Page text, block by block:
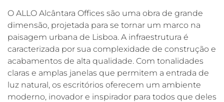
O ALLO Alcântara Offices são uma obra de grande
dimensão, projetada para se tornar um marco na
paisagem urbana de Lisboa. A infraestrutura é
caracterizada por sua complexidade de construção e
acabamentos de alta qualidade. Com tonalidades
claras e amplas janelas que permitem a entrada de
luz natural, os escritórios oferecem um ambiente
moderno, inovador e inspirador para todos que deles